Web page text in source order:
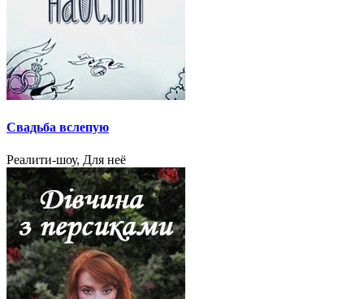
Свадьба вслепую
Реалити-шоу, Для неё